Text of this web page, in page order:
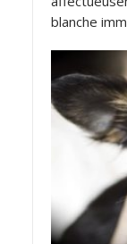
blanche